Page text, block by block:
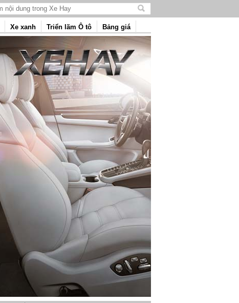
Tìm
nội
dung
Xe xanh Triển lãm Ô tô
Bảng giá